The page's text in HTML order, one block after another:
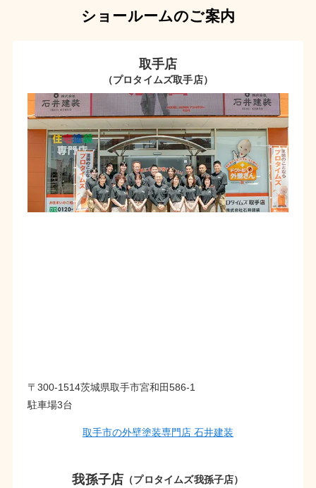
ショールームのご案内
取手店
（プロタイムズ取手店）
〒300-1514茨城県取手市宮和田586-1
駐車場3台
取手市の外壁塗装専門店 石井建装
我孫子店 （プロタイムズ我孫子店）